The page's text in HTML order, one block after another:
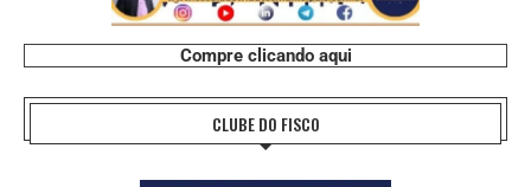
Compre clicando aqui
CLUBE DO FISCO